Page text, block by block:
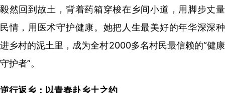
毅然回到故土，背着药箱穿梭在乡间小道，用脚步丈量
民情，用医术守护健康。她把人生最美好的年华深深种
进乡村的泥土里，成为全村2000多名村民最信赖的“健康
守护者”。
逆行返乡：以青春赴乡土之约